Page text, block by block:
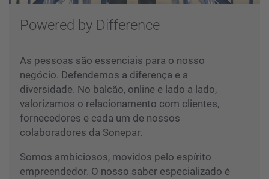
Powered by Difference
As pessoas são essenciais para o nosso
negócio. Defendemos a diferença e a
diversidade. No balcão, online e lado a lado,
valorizamos o relacionamento com clientes,
fornecedores e cada um de nossos
colaboradores da Sonepar.
Somos ambiciosos, movidos pelo espírito
empreendedor. O nosso saber especializado é